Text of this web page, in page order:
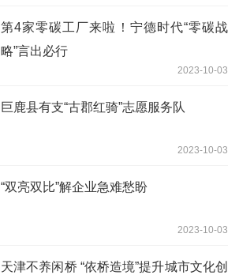
第4家零碳工厂来啦！宁德时代“零碳战
略”言出必行
2023-10-03
巨鹿县有支“古郡红骑”志愿服务队
2023-10-03
“双亮双比”解企业急难愁盼
2023-10-03
天津不养闲桥 “依桥造境”提升城市文化创